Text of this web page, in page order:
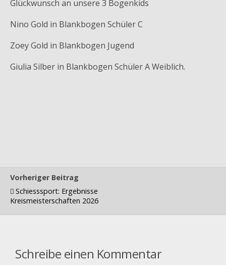
Glückwunsch an unsere 3 Bogenkids
Nino Gold in Blankbogen Schüler C
Zoey Gold in Blankbogen Jugend
Giulia Silber in Blankbogen Schüler A Weiblich.
Vorheriger Beitrag
Schiesssport: Ergebnisse
Kreismeisterschaften 2026
Schreibe einen Kommentar